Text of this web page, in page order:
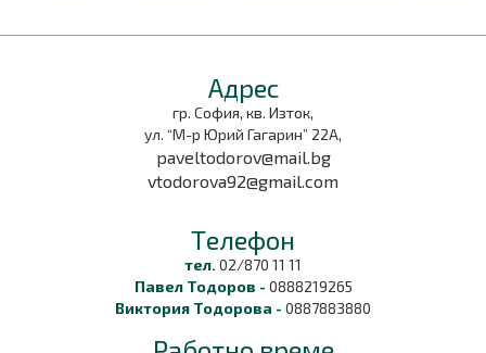
Aдрес
гр. София, кв. Изток,
ул. “М-р Юрий Гагарин” 22А,
paveltodorov@mail.bg
vtodorova92@gmail.com
Tелефон
тел. 02/870 11 11
Павел Тодоров - 0888219265
Виктория Тодорова - 0887883880